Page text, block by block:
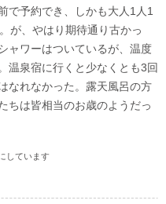
で予約でき、しかも大人1人1
が、やはり期待通り古かっ
ャワーはついているが、温度
温泉宿に行くと少なくとも3回
なれなかった。露天風呂の方
ちは皆相当のお歳のようだっ
しています